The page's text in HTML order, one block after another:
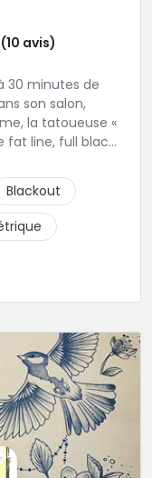
avis)
30 minutes de
la tatoueuse «
fat line, full black
».
Blackout